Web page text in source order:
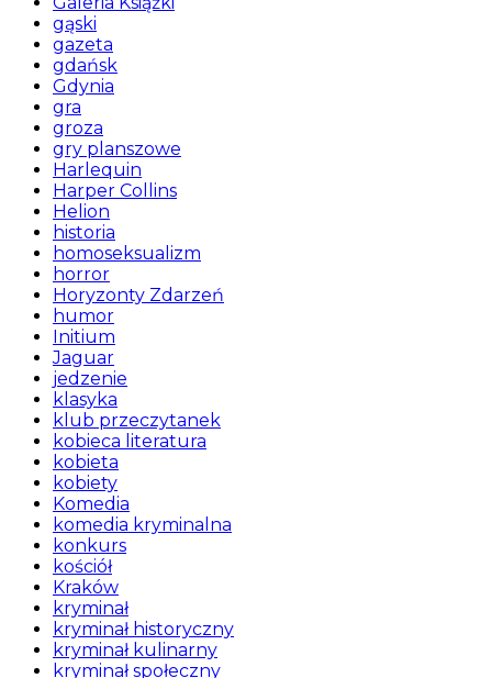
gąski
gazeta
gdańsk
Gdynia
gra
groza
gry planszowe
Harlequin
Harper Collins
Helion
historia
homoseksualizm
horror
Horyzonty Zdarzeń
humor
Initium
Jaguar
jedzenie
klasyka
klub przeczytanek
kobieca literatura
kobieta
kobiety
Komedia
komedia kryminalna
konkurs
kościół
Kraków
kryminał
kryminał historyczny
kryminał kulinarny
kryminał społeczny